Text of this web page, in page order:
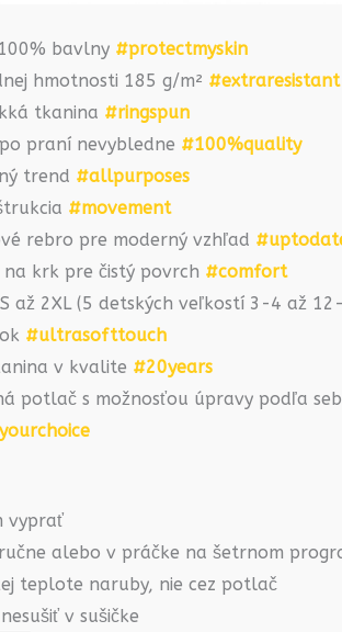
bavlny #protectmyskin
hmotnosti 185 g/m² #extraresistant
tkanina #ringspun
praní nevybledne #100%quality
trend #allpurposes
#movement
rebro pre moderný vzhľad
na krk pre čistý povrch #comfort
až 2XL (5 detských veľkostí 3-4 až
#ultrasofttouch
v kvalite #20years
potlač s možnosťou úpravy podľa
vyprať
alebo v práčke na šetrnom
teplote naruby, nie cez potlač
v sušičke